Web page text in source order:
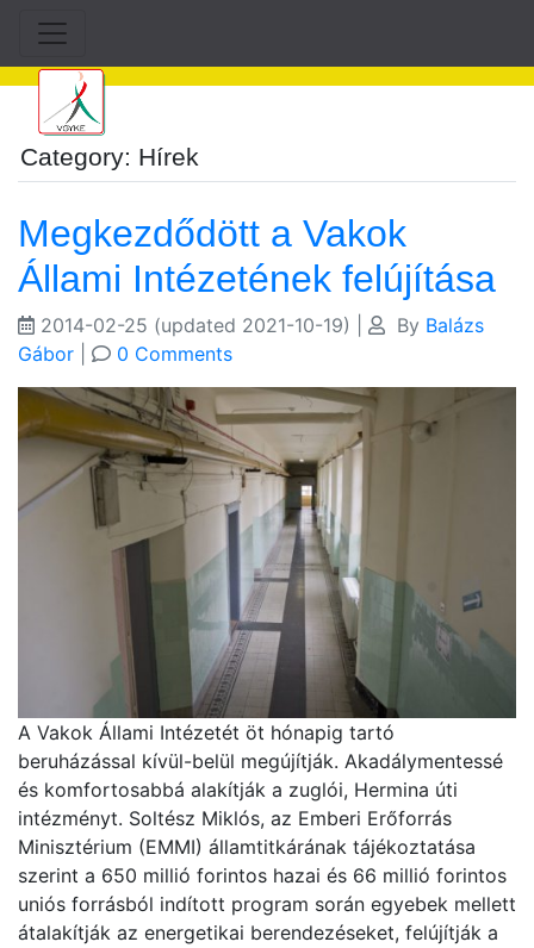
Category: Hírek
Megkezdődött a Vakok
Állami Intézetének felújítása
2014-02-25 (updated 2021-10-19) By Balázs
Gábor
0 Comments
A Vakok Állami Intézetét öt hónapig tartó
beruházással kívül-belül megújítják. Akadálymentessé
és komfortosabbá alakítják a zuglói, Hermina úti
intézményt. Soltész Miklós, az Emberi Erőforrás
Minisztérium (EMMI) államtitkárának tájékoztatása
szerint a 650 millió forintos hazai és 66 millió forintos
uniós forrásból indított program során egyebek mellett
átalakítják az energetikai berendezéseket, felújítják a